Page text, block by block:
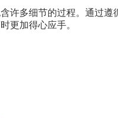
许多细节的过程。通过
更加得心应手。